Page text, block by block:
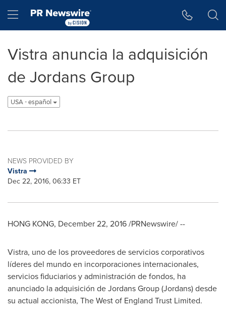
Hamburger menu
Vistra anuncia la adquisición
de Jordans Group
USA - español
NEWS PROVIDED BY
Vistra
Dec 22, 2016, 06:33 ET
HONG KONG, December 22, 2016/PRNewswire/ --
Vistra, uno de los proveedores de servicios corporativos
líderes del mundo en incorporaciones internacionales,
servicios fiduciarios y administración de fondos, ha
anunciado la adquisición de Jordans Group (Jordans) desde
su actual accionista, The West of England Trust Limited.